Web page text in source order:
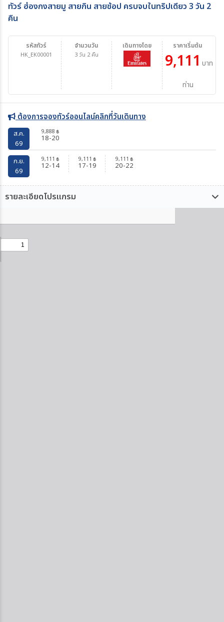
ทัวร์ ฮ่องกงสายมู สายกิน สายช้อป ครบจบในทริปเดียว 3 วัน 2
คืน
รหัสทัวร์
HK_EK00001
จำนวนวัน
3 วัน 2 คืน
ราคาเริ่มต้น
9,111 บาท/
ท่าน
เดินทางโดย
ต้องการจองทัวร์ออนไลน์คลิกที่วันเดินทาง
ส.ค.
69
9,888 ฿
18-20
ก.ย.
69
9,111 ฿
12-14
9,111 ฿
17-19
9,111 ฿
20-22
รายละเอียดโปรแกรม